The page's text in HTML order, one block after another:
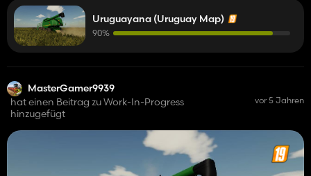
will be 4x and there will be many new things !, possibly the
map will be released for fs22 and it will be one of the first to
come out!
Uruguayana (Uruguay Map)
90%
MasterGamer9939
hat einen Beitrag zu Work-In-Progress
hinzugefügt
vor 5 Jahren